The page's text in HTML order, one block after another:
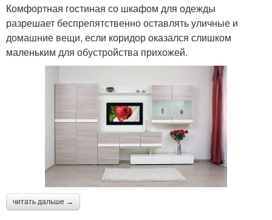
Комфортная гостиная со шкафом для одежды
разрешает беспрепятственно оставлять уличные и
домашние вещи, если коридор оказался слишком
маленьким для обустройства прихожей.
читать дальше →